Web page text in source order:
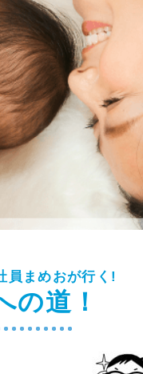
員まめおが行く!
の道！